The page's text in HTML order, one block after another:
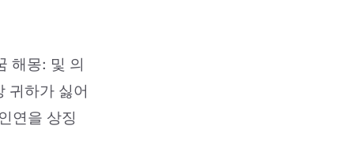
해몽: 및 의
귀하가 싫어
연을 상징